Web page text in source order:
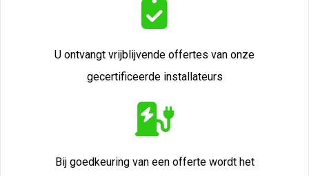
U ontvangt vrijblijvende offertes van onze
gecertificeerde installateurs
Bij goedkeuring van een offerte wordt het